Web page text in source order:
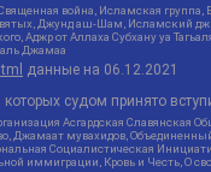
война, Исламская
Джунд аш-Шам, Исламский
Аджр от Аллаха Субхану уа
Джамаа
данные на 06.12.2021
судом принято
Асгардская
Джамаат мувахидов,
Социалистическая
иммиграции, Кровь и Честь, О